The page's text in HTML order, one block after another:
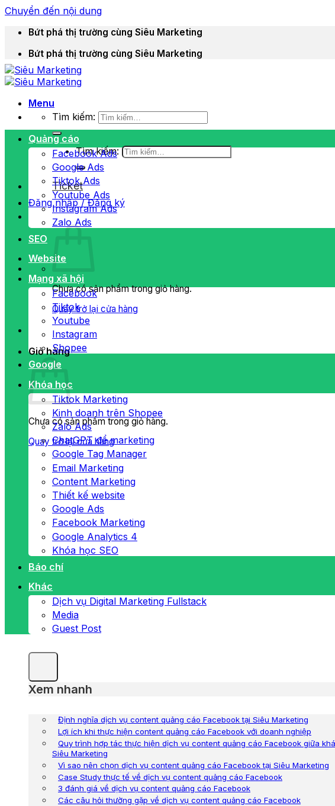
Chuyển đến nội dung
Bứt phá thị trường cùng Siêu Marketing
Bứt phá thị trường cùng Siêu Marketing
Menu
Tìm kiếm:
Tìm kiếm:
Ticket
Đăng nhập / Đăng ký
Chưa có sản phẩm trong giỏ hàng.
Quay trở lại cửa hàng
Giỏ hàng
Chưa có sản phẩm trong giỏ hàng.
Quay trở lại cửa hàng
Quảng cáo
Facebook Ads
Google Ads
Tiktok Ads
Youtube Ads
Instagram Ads
Zalo Ads
SEO
Website
Mạng xã hội
Facebook
Tiktok
Youtube
Instagram
Shopee
Google
Khóa học
Tiktok Marketing
Kinh doanh trên Shopee
Zalo Ads
ChatGPT để marketing
Google Tag Manager
Email Marketing
Content Marketing
Thiết kế website
Google Ads
Facebook Marketing
Google Analytics 4
Khóa học SEO
Báo chí
Khác
Dịch vụ Digital Marketing Fullstack
Media
Guest Post
Xem nhanh
Định nghĩa dịch vụ content quảng cáo Facebook tại Siêu Marketing
Lợi ích khi thực hiện content quảng cáo Facebook với doanh nghiệp
Quy trình hợp tác thực hiện dịch vụ content quảng cáo Facebook giữa
Siêu Marketing
Vì sao nên chọn dịch vụ content quảng cáo Facebook tại Siêu Marketing
Case Study thực tế về dịch vụ content quảng cáo Facebook
3 đánh giá về dịch vụ content quảng cáo Facebook
Các câu hỏi thường gặp về dịch vụ content quảng cáo Facebook